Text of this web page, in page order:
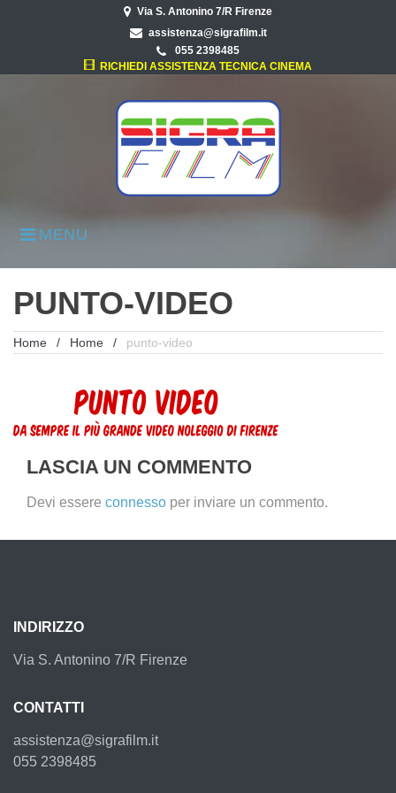
Via S. Antonino 7/R Firenze
assistenza@sigrafilm.it
055 2398485
RICHIEDI ASSISTENZA TECNICA CINEMA
MENU
PUNTO-VIDEO
Home / Home / punto-video
PUNTO-
VIDEO
LASCIA UN COMMENTO
Devi essere connesso per inviare un commento.
INDIRIZZO
Via S. Antonino 7/R Firenze
CONTATTI
assistenza@sigrafilm.it
055 2398485